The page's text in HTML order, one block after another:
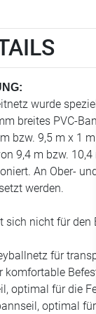
wurde
breites PVC-
bzw. 9,5 m x 1
9,4 m bzw.
An Ober-
werden.
sich nicht für
für
optimal für die
optimal